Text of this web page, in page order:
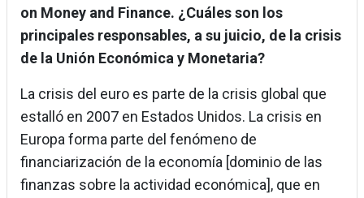
on Money and Finance. ¿Cuáles son los
principales responsables, a su juicio, de la crisis
de la Unión Económica y Monetaria?
La crisis del euro es parte de la crisis global que
estalló en 2007 en Estados Unidos. La crisis en
Europa forma parte del fenómeno de
financiarización de la economía [dominio de las
finanzas sobre la actividad económica], que en